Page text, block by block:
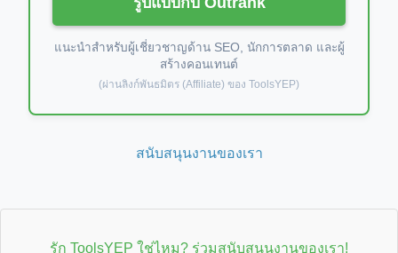
แนะนำสำหรับผู้เชี่ยวชาญด้าน SEO, นักการตลาด และผู้
สร้างคอนเทนต์
(ผ่านลิงก์พันธมิตร (Affiliate) ของ ToolsYEP)
สนับสนุนงานของเรา
รัก ToolsYEP ใช่ไหม? ร่วมสนับสนุนงานของเรา!